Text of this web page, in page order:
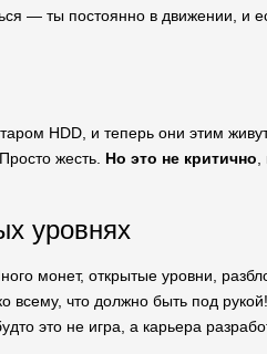
— ты постоянно в движении, и
HDD, и теперь они этим
жесть. Но это не критично
уровнях
монет, открытые уровни,
всему, что должно быть под
это не игра, а карьера